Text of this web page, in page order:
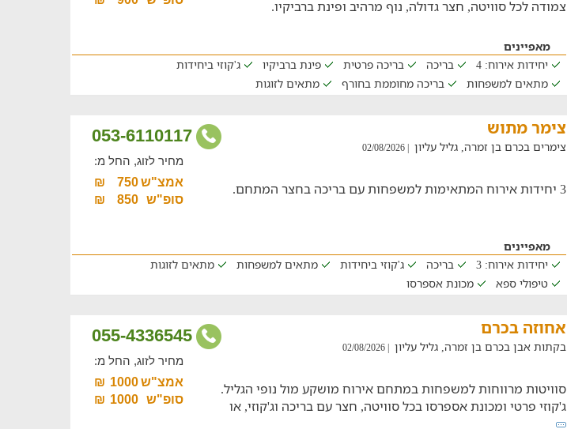
צמודה לכל סוויטה, חצר גדולה, נוף מרהיב ופינת ברביקיו.
מאפיינים
יחידות אירוח: 4
בריכה בריכה פרטית פינת ברביקיו
ג'קוזי ביחידות
מתאים למשפחות
בריכה מחוממת בחורף מתאים לזוגות
053-6110117 צימר מתוש
צימרים בכרם בן זמרה, גליל עליון | 02/08/2026
3 יחידות אירוח המתאימות למשפחות עם בריכה בחצר המתחם.
מחיר לזוג, החל מ:
אמצ"ש750
₪
סופ"ש
850
₪
מאפיינים
יחידות אירוח: 3
בריכה ג'קוזי ביחידות מתאים למשפחות
מתאים לזוגות
טיפולי ספא
מכונת אספרסו
055-4336545 אחוזה בכרם
בקתות אבן בכרם בן זמרה, גליל עליון | 02/08/2026
סוויטות מרווחות למשפחות במתחם אירוח מושקע מול נופי הגליל.
ג'קוזי פרטי ומכונת אספרסו בכל סוויטה, חצר עם בריכה וג'קוזי, או
מחיר לזוג, החל מ:
אמצ"ש1000
₪
סופ"ש
1000
₪